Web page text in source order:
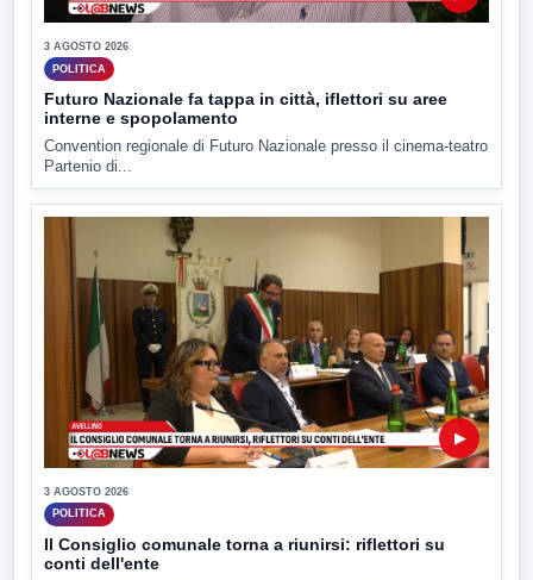
3 AGOSTO 2026
POLITICA
Futuro Nazionale fa tappa in città, iflettori su aree
interne e spopolamento
Convention regionale di Futuro Nazionale presso il cinema-teatro
Partenio di...
▶
3 AGOSTO 2026
POLITICA
Il Consiglio comunale torna a riunirsi: riflettori su
conti dell'ente